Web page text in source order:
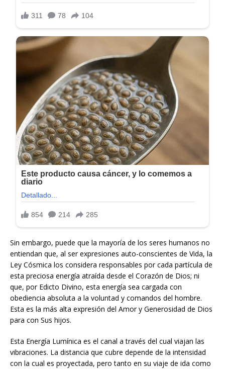
Sin embargo, puede que la mayoría de los seres humanos no
entiendan que, al ser expresiones auto-conscientes de Vida, la
Ley Cósmica los considera responsables por cada partícula de
esta preciosa energía atraída desde el Corazón de Dios; ni
que, por Edicto Divino, esta energía sea cargada con
obediencia absoluta a la voluntad y comandos del hombre.
Esta es la más alta expresión del Amor y Generosidad de Dios
para con Sus hijos.
Esta Energía Lumínica es el canal a través del cual viajan las
vibraciones. La distancia que cubre depende de la intensidad
con la cual es proyectada, pero tanto en su viaje de ida como